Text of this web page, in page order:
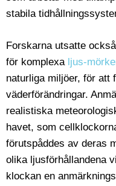
stabila
Forskarna utsatte
för komplexa ljus-
naturliga miljöer, för att
väderförändringar.
realistiska
havet, som
förutspåddes av deras
olika ljusförhållandena
klockan en